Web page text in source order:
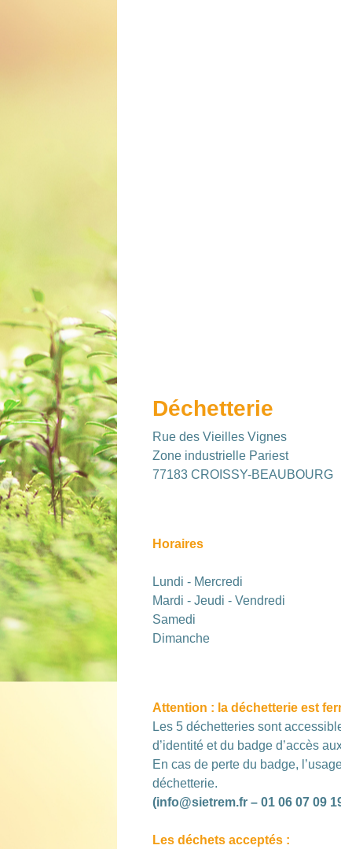
Déchetterie
Rue des Vieilles Vignes
Zone industrielle Pariest
77183 CROISSY-BEAUBOURG
Horaires
Lundi - Mercredi
Mardi - Jeudi - Vendredi
Samedi
Dimanche
Attention : la déchetterie est
Les 5 déchetteries sont
d’identité et du badge d’accès
En cas de perte du badge,
déchetterie.
(info@sietrem.fr – 01 06 07 09
Les déchets acceptés :